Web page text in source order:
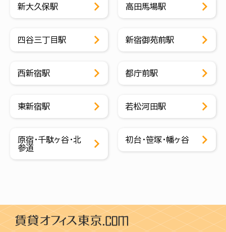
新大久保駅 高田馬場駅
四谷三丁目駅 新宿御苑前駅
西新宿駅 都庁前駅
東新宿駅 若松河田駅
原宿・千駄ヶ谷・北
参道
初台・笹塚・幡ヶ谷